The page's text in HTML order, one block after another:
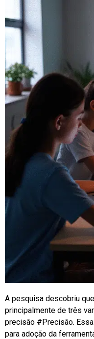
A pesquisa descobriu
principalmente de três
precisão #Precisão.
para adoção da